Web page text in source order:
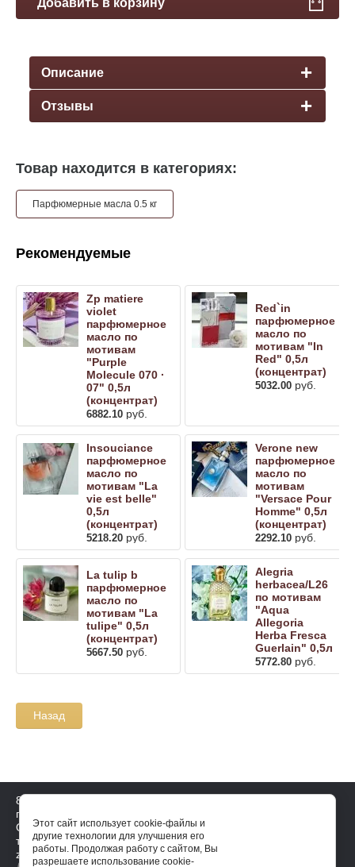
Добавить в корзину
Описание
Отзывы
Товар находится в категориях:
Парфюмерные масла 0.5 кг
Рекомендуемые
Zp matiere
violet
парфюмерное
масло по
мотивам
"Purple
Molecule 070 ·
07" 0,5л
(концентрат)
6882.10 руб.
Red`in
парфюмерное
масло по
мотивам "In
Red" 0,5л
(концентрат)
5032.00 руб.
Insouciance
парфюмерное
масло по
мотивам "La
vie est belle"
0,5л
(концентрат)
5218.20 руб.
Verone new
парфюмерное
масло по
мотивам
"Versace Pour
Homme" 0,5л
(концентрат)
2292.10 руб.
La tulip b
парфюмерное
масло по
мотивам "La
tulipe" 0,5л
(концентрат)
5667.50 руб.
Alegria
herbacea/L26
по мотивам
"Aqua
Allegoria
Herba Fresca
Guerlain" 0,5л
5772.80 руб.
Назад
8 921 644 4143
пн-пт: 10-17, сб-вс: выходной
Официальный дистрибьютор на
территории России essense-
zakaz@ya.ru
Этот сайт использует cookie-файлы и
другие технологии для улучшения его
работы. Продолжая работу с сайтом, Вы
разрешаете использование cookie-